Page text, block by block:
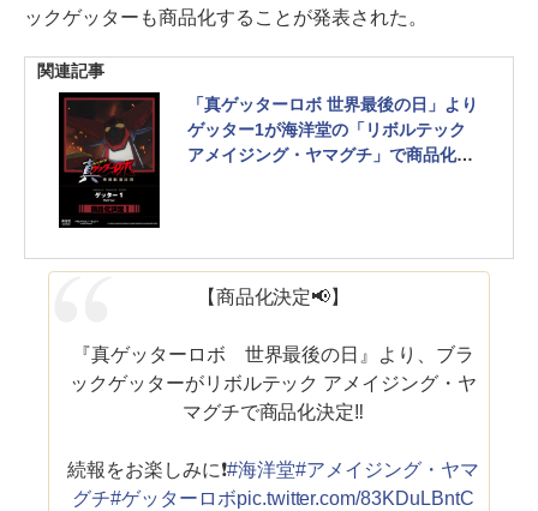
ックゲッターも商品化することが発表された。
関連記事
「真ゲッターロボ 世界最後の日」より
ゲッター1が海洋堂の「リボルテック
アメイジング・ヤマグチ」で商品化決
【商品化決定📢】
『真ゲッターロボ 世界最後の日』より、ブラ
ックゲッターがリボルテック アメイジング・ヤ
マグチで商品化決定‼️
続報をお楽しみに❗#海洋堂#アメイジング・ヤマ
グチ#ゲッターロボpic.twitter.com/83KDuLBntC